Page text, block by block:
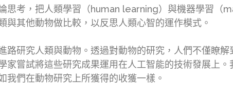
思考，把人類學習（human learning）與機器學習（
與其他動物做比較，以反思人類心智的運作模式。
路研究人類與動物。透過對動物的研究，人們不僅瞭
家嘗試將這些研究成果運用在人工智能的技術發展上
我們在動物研究上所獲得的收獲一樣。